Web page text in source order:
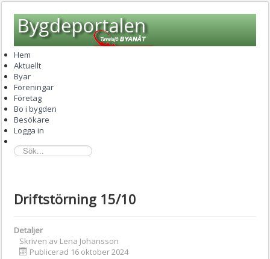
Hem
Aktuellt
Byar
Föreningar
Företag
Bo i bygden
Besökare
Logga in
sök...
Driftstörning 15/10
Detaljer
Skriven av Lena Johansson
Publicerad 16 oktober 2024